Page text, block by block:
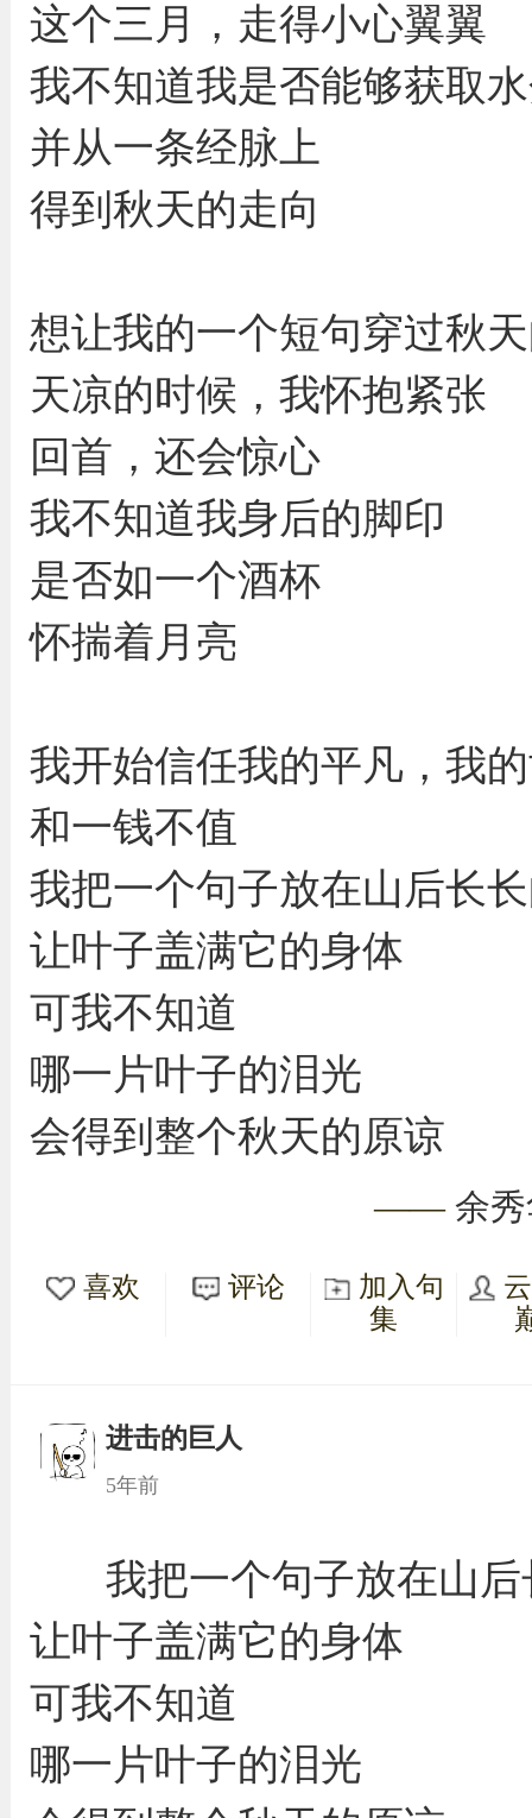
这个三月，走得小心翼翼
我不知道我是否能够获取
并从一条经脉上
得到秋天的走向
想让我的一个短句穿过秋
天凉的时候，我怀抱紧张
回首，还会惊心
我不知道我身后的脚印
是否如一个酒杯
怀揣着月亮
我开始信任我的平凡，我
和一钱不值
我把一个句子放在山后长
让叶子盖满它的身体
可我不知道
哪一片叶子的泪光
会得到整个秋天的原谅
—— 余
喜欢 评论
加入句
集
进击的巨人
5年前
我把一个句子放在山
让叶子盖满它的身体
可我不知道
哪一片叶子的泪光